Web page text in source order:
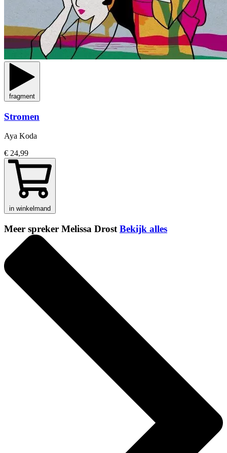
fragment
Stromen
Aya Koda
€ 24,99
in winkelmand
Meer spreker Melissa Drost Bekijk alles